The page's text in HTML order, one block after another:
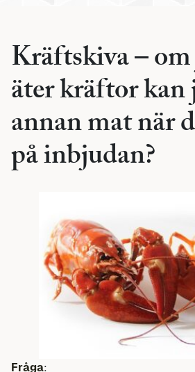
Kräftskiva –
äter kräftor kan
annan mat när
på inbjudan?
Fråga: